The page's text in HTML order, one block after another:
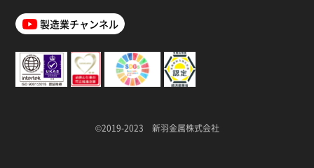
製造業チャンネル
©2019-2023 新羽金属株式会社